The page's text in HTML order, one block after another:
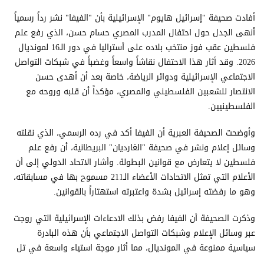
أفادت صحيفة "إسرائيل هايوم" الإسرائيلية بأن "الفيفا" نشر رداً رسمياً
أنهى الجدل حول احتفال المدرب المصري حسام حسن، الذي رفع علم
فلسطين عقب فوز منتخب بلاده على أستراليا في دور الـ16 لمونديال
2026. وقد أثار هذا الاحتفال نقاشاً واسعاً وغضباً في شبكات التواصل
الاجتماعي الإسرائيلية ودوائر الرياضة، خاصة بعد أن أهدى حسن
الانتصار للشعبين الفلسطيني والمصري، مؤكداً أن قلبه وروحه مع
الفلسطينيين.
وأوضحت الصحيفة العبرية أن الفيفا أكد في رده الرسمي، الذي نقلته
وسائل إعلام ونشر في صحيفة "الغارديان" البريطانية، أن رفع علم
فلسطين لا يتعارض مع قوانين البطولة. وأشار الاتحاد الدولي إلى أن
الأعلام التي تمثل الاتحادات الأعضاء الـ211 مسموح بها في مسابقاته،
وهو ما رفضته إسرائيل بشدة واعتبرته استهتاراً بالقوانين.
وذكرت الصحيفة أن الفيفا رفض بذلك الادعاءات الإسرائيلية التي روجت
عبر وسائل الإعلام وشبكات التواصل الاجتماعي بأن هذه البادرة
سياسية ممنوعة في المونديال، مما أثار موجة استياء واسعة في تل